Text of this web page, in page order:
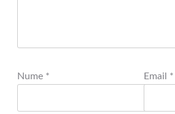
Nume * Email *